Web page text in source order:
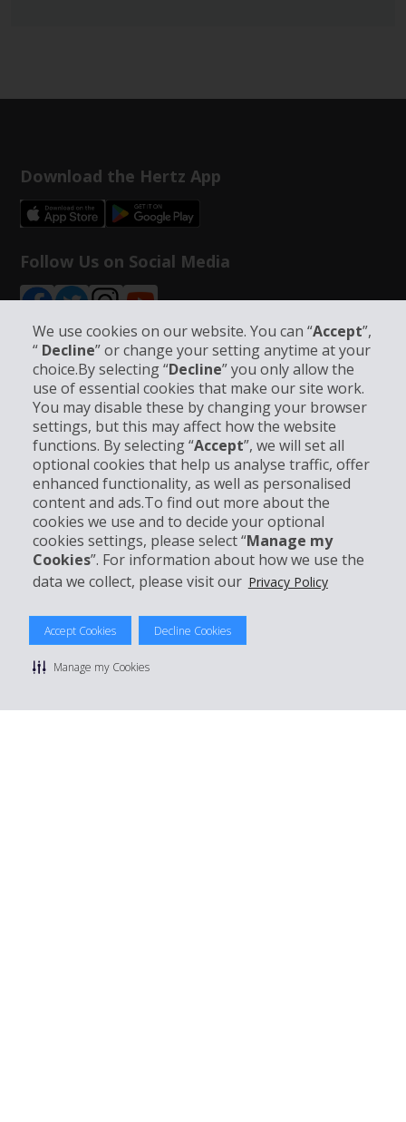
We use cookies on our website. You can “Accept”,
“ Decline” or change your setting anytime at your
choice.By selecting “Decline” you only allow the
use of essential cookies that make our site work.
You may disable these by changing your browser
settings, but this may affect how the website
functions. By selecting “Accept”, we will set all
optional cookies that help us analyse traffic, offer
enhanced functionality, as well as personalised
content and ads.To find out more about the
cookies we use and to decide your optional
cookies settings, please select “Manage my
Cookies”. For information about how we use the
data we collect, please visit our Privacy Policy
Accept Cookies Decline Cookies
Manage my Cookies
Download the Hertz App
Follow Us on Social Media
Info su Hertz
Business
Customer Service
Prenota con Hertz
© 2026 The Hertz System, Inc.
Privacy Policy | Condizioni di Utilizzo | Termini e Condizioni di
noleggio
Mappa sito Hertz